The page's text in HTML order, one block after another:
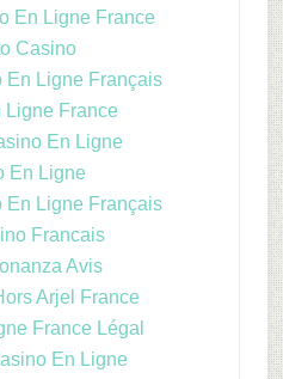
En Ligne France
Casino
En Ligne Français
Ligne France
En Ligne
En Ligne
En Ligne Français
Francais
Avis
Arjel France
France Légal
En Ligne